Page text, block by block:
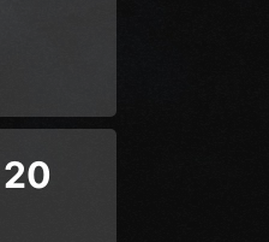
20